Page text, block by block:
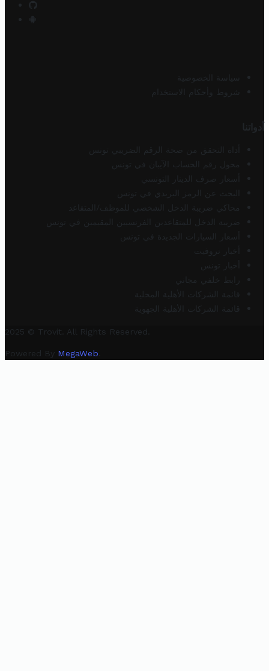
سياسة الخصوصية
شروط وأحكام الاستخدام
أدواتنا
أداة التحقق من صحة الرقم الضريبي تونس
محول رقم الحساب الآيبان في تونس
أسعار صرف الدينار التونسي
البحث عن الرمز البريدي في تونس
محاكي ضريبة الدخل الشخصي للموظف/المتقاعد
ضريبة الدخل للمتقاعدين الفرنسيين المقيمين في تونس
أسعار السيارات الجديدة في تونس
أخبار تروفيت
أخبار تونس
رابط خلفي مجاني
قائمة الشركات الأهلية المحلية
قائمة الشركات الأهلية الجهوية
2025 © Trovit. All Rights Reserved.
Powered By MegaWeb